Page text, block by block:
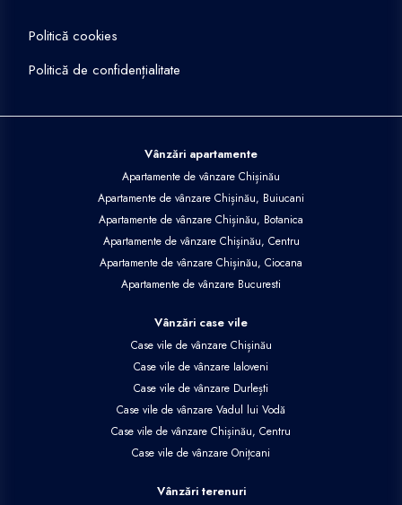
Politică cookies
Politică de confidențialitate
Vânzări apartamente
Apartamente de vânzare Chișinău
Apartamente de vânzare Chișinău, Buiucani
Apartamente de vânzare Chișinău, Botanica
Apartamente de vânzare Chișinău, Centru
Apartamente de vânzare Chișinău, Ciocana
Apartamente de vânzare Bucuresti
Vânzări case vile
Case vile de vânzare Chișinău
Case vile de vânzare Ialoveni
Case vile de vânzare Durlești
Case vile de vânzare Vadul lui Vodă
Case vile de vânzare Chișinău, Centru
Case vile de vânzare Onițcani
Vânzări terenuri